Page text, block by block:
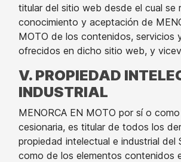
titular del sitio web desde el cual se
conocimiento y aceptación de
MOTO de los contenidos, servicios
ofrecidos en dicho sitio web, y
V. PROPIEDAD
INDUSTRIAL
MENORCA EN MOTO por sí o
cesionaria, es titular de todos los
propiedad intelectual e industrial del
como de los elementos contenidos